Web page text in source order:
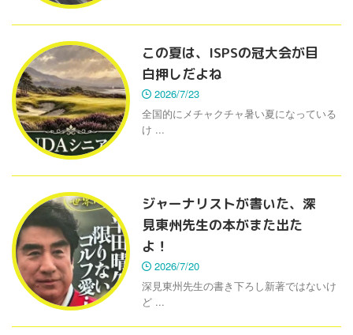
この夏は、ISPSの冠大会が目
白押しだよね
2026/7/23
全国的にメチャクチャ暑い夏になっている
け ...
ジャーナリストが書いた、深
見東州先生の本がまた出た
よ！
2026/7/20
深見東州先生の書き下ろし新著ではないけ
ど ...